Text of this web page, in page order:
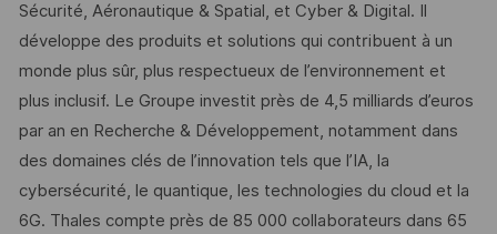
Sécurité, Aéronautique & Spatial, et Cyber & Digital. Il
développe des produits et solutions qui contribuent à un
monde plus sûr, plus respectueux de l’environnement et
plus inclusif. Le Groupe investit près de 4,5 milliards d’euros
par an en Recherche & Développement, notamment dans
des domaines clés de l’innovation tels que l’IA, la
cybersécurité, le quantique, les technologies du cloud et la
6G. Thales compte près de 85 000 collaborateurs dans 65